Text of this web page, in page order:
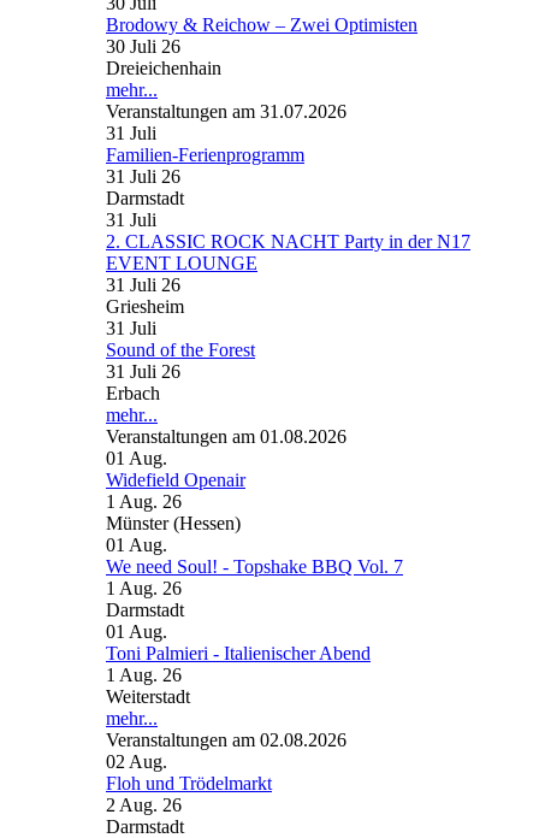
Brodowy & Reichow – Zwei Optimisten
30 Juli 26
Dreieichenhain
mehr...
Veranstaltungen am 31.07.2026
31 Juli
Familien-Ferienprogramm
31 Juli 26
Darmstadt
31 Juli
2. CLASSIC ROCK NACHT Party in der N17
EVENT LOUNGE
31 Juli 26
Griesheim
31 Juli
Sound of the Forest
31 Juli 26
Erbach
mehr...
Veranstaltungen am 01.08.2026
01 Aug.
Widefield Openair
1 Aug. 26
Münster (Hessen)
01 Aug.
We need Soul! - Topshake BBQ Vol. 7
1 Aug. 26
Darmstadt
01 Aug.
Toni Palmieri - Italienischer Abend
1 Aug. 26
Weiterstadt
mehr...
Veranstaltungen am 02.08.2026
02 Aug.
Floh und Trödelmarkt
2 Aug. 26
Darmstadt